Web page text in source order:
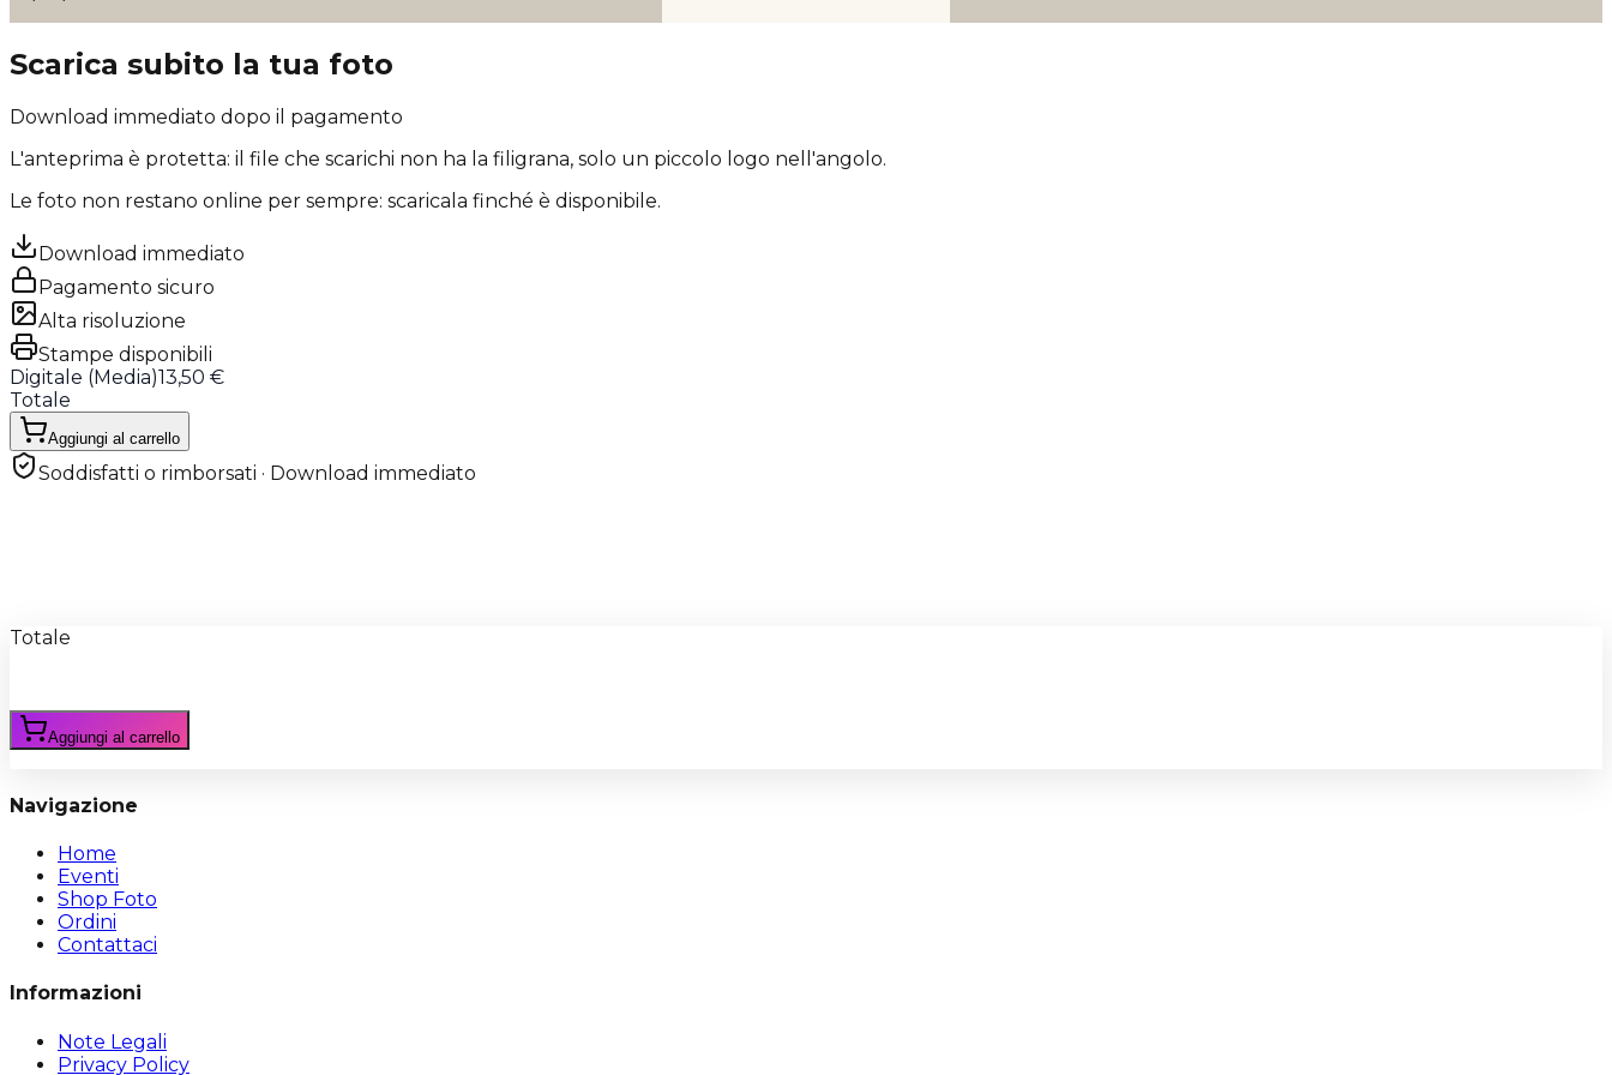
Scarica subito la tua foto
Download immediato dopo il pagamento
L'anteprima è protetta: il file che scarichi non ha la filigrana, solo un piccolo logo nell'angolo.
Le foto non restano online per sempre: scaricala finché è disponibile.
Download immediato
Pagamento sicuro
Alta risoluzione
Stampe disponibili
Digitale (Media)13,50 €
Totale
Aggiungi al carrello
Soddisfatti o rimborsati · Download immediato
Totale
Aggiungi al carrello
Navigazione
Home
Eventi
Shop Foto
Ordini
Contattaci
Informazioni
Note Legali
Privacy Policy